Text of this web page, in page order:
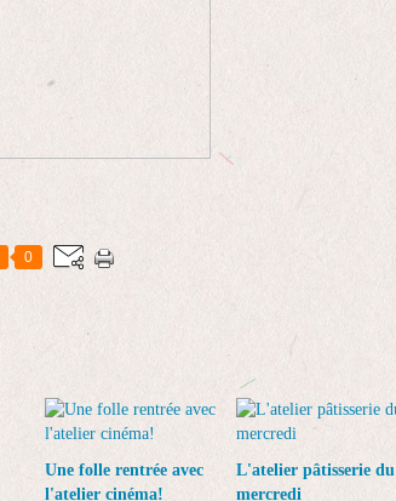
0
Une folle rentrée avec
l'atelier cinéma!
L'atelier pâtisserie du
mercredi